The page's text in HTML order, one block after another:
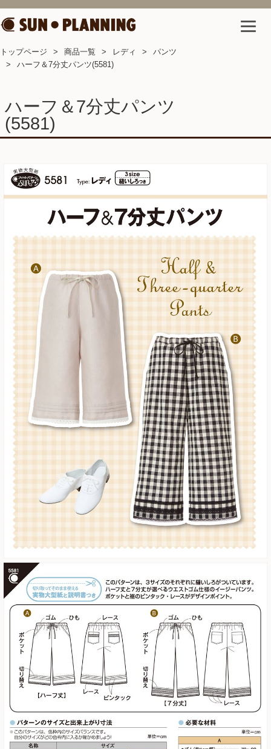
トップページ 商品一覧 レディ
パンツ
ハーフ＆7分丈パンツ(5581)
ハーフ＆7分丈パンツ
(5581)